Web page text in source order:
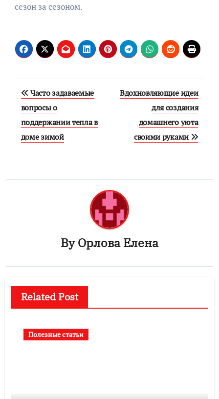
сезон за сезоном.
Навигация
по
записям
Часто задаваемые
вопросы о
поддержании тепла в
доме зимой
Вдохновляющие идеи
для создания
домашнего уюта
своими руками
ByОрлова Елена
Related Post
Полезные статьи